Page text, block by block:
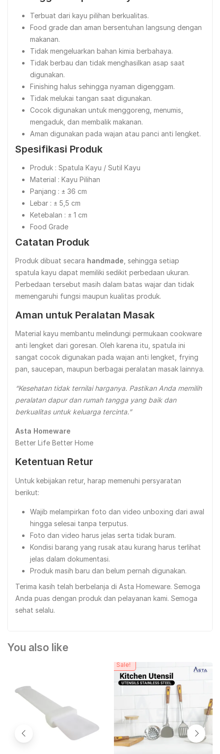
Terbuat dari kayu pilihan berkualitas.
Food grade dan aman bersentuhan langsung dengan
makanan.
Tidak mengeluarkan bahan kimia berbahaya.
Tidak berbau dan tidak menghasilkan asap saat
digunakan.
Finishing halus sehingga nyaman digenggam.
Tidak melukai tangan saat digunakan.
Cocok digunakan untuk menggoreng, menumis,
mengaduk, dan membalik makanan.
Aman digunakan pada wajan atau panci anti lengket.
Spesifikasi Produk
Produk : Spatula Kayu / Sutil Kayu
Material : Kayu Pilihan
Panjang : ± 36 cm
Lebar : ± 5,5 cm
Ketebalan : ± 1 cm
Food Grade
Catatan Produk
Produk dibuat secara handmade , sehingga setiap
spatula kayu dapat memiliki sedikit perbedaan ukuran.
Perbedaan tersebut masih dalam batas wajar dan tidak
memengaruhi fungsi maupun kualitas produk.
Aman untuk Peralatan Masak
Material kayu membantu melindungi permukaan cookware
anti lengket dari goresan. Oleh karena itu, spatula ini
sangat cocok digunakan pada wajan anti lengket, frying
pan, saucepan, maupun berbagai peralatan masak lainnya.
“Kesehatan tidak ternilai harganya. Pastikan Anda memilih
peralatan dapur dan rumah tangga yang baik dan
berkualitas untuk keluarga tercinta.”
Asta Homeware
Better Life Better Home
Ketentuan Retur
Untuk kebijakan retur, harap memenuhi persyaratan
berikut:
Wajib melampirkan foto dan video unboxing dari awal
hingga selesai tanpa terputus.
Foto dan video harus jelas serta tidak buram.
Kondisi barang yang rusak atau kurang harus terlihat
jelas dalam dokumentasi.
Produk masih baru dan belum pernah digunakan.
Terima kasih telah berbelanja di Asta Homeware. Semoga
Anda puas dengan produk dan pelayanan kami. Semoga
sehat selalu.
You also like
Sale!